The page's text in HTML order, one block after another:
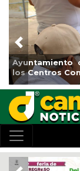
Municipio
el boulevard 5
Previous